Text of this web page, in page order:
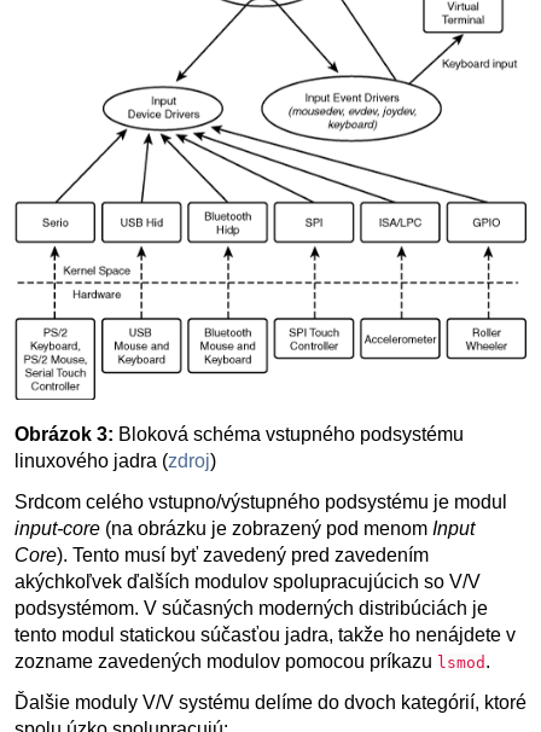
Obrázok 3: Bloková schéma vstupného podsystému
linuxového jadra (zdroj)
Srdcom celého vstupno/výstupného podsystému je modul
input-core (na obrázku je zobrazený pod menom Input
Core). Tento musí byť zavedený pred zavedením
akýchkoľvek ďalších modulov spolupracujúcich so V/V
podsystémom. V súčasných moderných distribúciách je
tento modul statickou súčasťou jadra, takže ho nenájdete v
zozname zavedených modulov pomocou príkazu lsmod .
Ďalšie moduly V/V systému delíme do dvoch kategórií, ktoré